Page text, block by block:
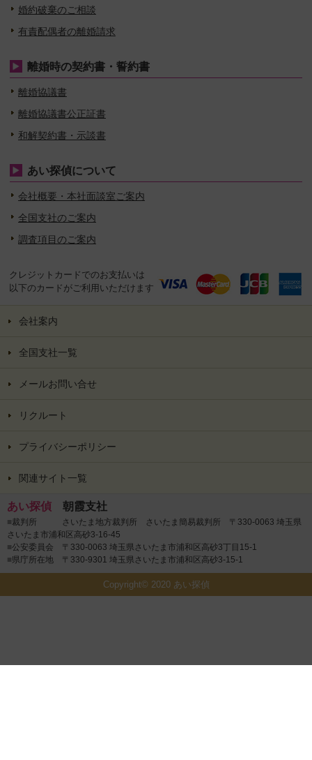
婚約破棄のご相談
有責配偶者の離婚請求
離婚時の契約書・誓約書
離婚協議書
離婚協議書公正証書
和解契約書・示談書
あい探偵について
会社概要・本社面談室ご案内
全国支社のご案内
調査項目のご案内
クレジットカードでのお支払いは
以下のカードがご利用いただけます
会社案内
全国支社一覧
メールお問い合せ
リクルート
プライバシーポリシー
関連サイト一覧
あい探偵 朝霞支社
■裁判所 さいたま地方裁判所 さいたま簡易裁判所 〒330-0063 埼玉県
さいたま市浦和区高砂3-16-45
■公安委員会 〒330-0063 埼玉県さいたま市浦和区高砂3丁目15-1
■県庁所在地 〒330-9301 埼玉県さいたま市浦和区高砂3-15-1
Copyright© 2020 あい探偵